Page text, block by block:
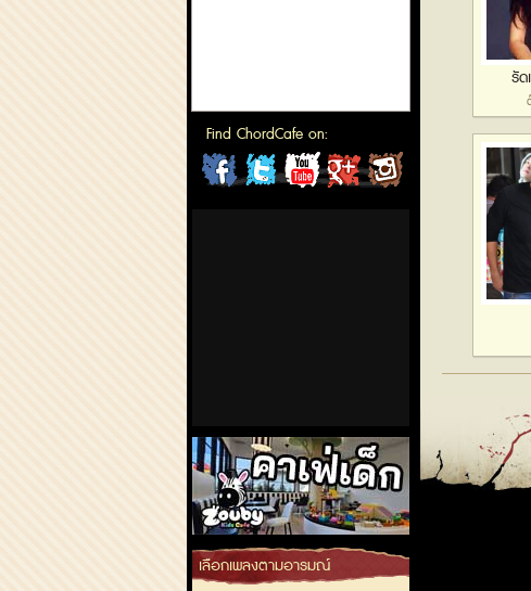
Find ChordCafe on:
ChordCafeChordCafeChordCafeChordCafe
คาเฟ่เด็กลำลูกกา
เลือกเพลงตามอารมณ์
รัด